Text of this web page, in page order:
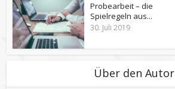
Probearbeit – die
Spielregeln aus...
30. Juli 2019
Über den Autor